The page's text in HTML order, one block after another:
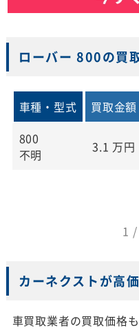
ローバー 800の買
車種・型式 買取金額
800
不明
3.1 万円
1
カーネクストが高
車買取業者の買取価格